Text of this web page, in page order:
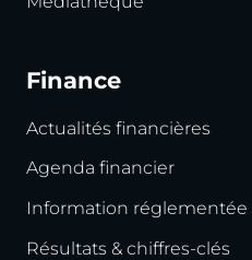
Finance
Actualités financières
Agenda financier
Information réglementée
Résultats & chiffres-clés